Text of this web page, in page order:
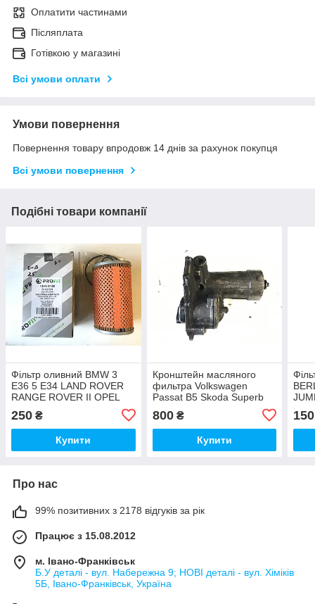
Оплатити частинами
Післяплата
Готівкою у магазині
Всі умови оплати
Умови повернення
Повернення товару впродовж 14 днів за рахунок покупця
Всі умови повернення
Подібні товари компанії
Фільтр оливний BMW 3
E36 5 E34 LAND ROVER
RANGE ROVER II OPEL
OMEGA B 2.5D 1991-2003
250 ₴
Купити
Кронштейн масляного
фильтра Volkswagen
Passat B5 Skoda Superb
2.5TDI 059115405d
800₴
Купити
2.2D
150
Про нас
99% позитивних з 2178 відгуків за рік
Працює з 15.08.2012
м. Івано-Франківськ
Б.У деталі - вул. Набережна 9; НОВІ деталі - вул. Хіміків
5Б, Івано-Франківськ, Україна